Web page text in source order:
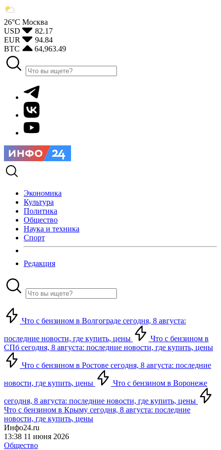
26°С Москва
USD
82.17
EUR
94.84
BTC
64,963.49
Экономика
Культура
Политика
Общество
Наука и техника
Спорт
Редакция
Что с бензином в Волгограде сегодня, 8 августа:
последние новости, где купить, цены
Что с бензином в
СПб сегодня, 8 августа: последние новости, где купить, цены
Что с бензином в Ростове сегодня, 8 августа: последние
новости, где купить, цены Что с бензином в Воронеже
сегодня, 8 августа: последние новости, где купить, цены
Что с бензином в Крыму сегодня, 8 августа: последние
новости, где купить, цены
Инфо24.ru
13:38 11 июня 2026
Общество